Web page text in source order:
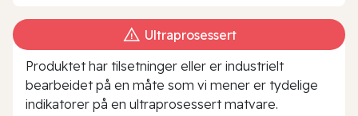
Ultraprosessert
Produktet har tilsetninger eller er industrielt
bearbeidet på en måte som vi mener er tydelige
indikatorer på en ultraprosessert matvare.